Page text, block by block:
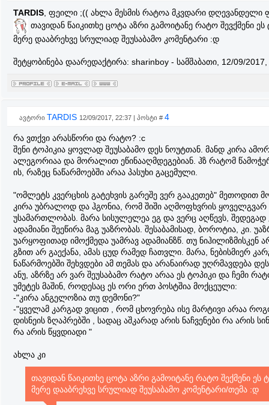
TARDIS , ფეილი ;(( ახლა მესმის რატოა მკვდარი დღევანდელი
თავიდან წაიკითხე ცოტა აზრი გამოიტანე რატო შევქმენი ეს
მერე დააბრეხვე სრულიად შეუსაბამო კომენტარი :დ
შეტყობინება დაარედაქტირა: sharinboy - სამშაბათი, 12/09/
ავტორი TARDIS 12/09/2017, 22:37 | პოსტი # 4
რა ვთქვი არასწორი და რატო? :c
შენი ტოპიკია ყოვლად შეუსაბამო დეს ნოუტთან. მანდ კირა
ალეგორიაა და მორალით ეწინააღმდეგებიან. ჰზ რატომ
ის, რაზეც ნაწარმოებში არაა პასუხი გაცემული.
"ომლეტს კვერცხის გატეხვის გარეშე ვერ გააკეთებ" მეთოდით
კირა უბრალოდ და ჰგონია, რომ შიში აღმოფხვრის ყოველგვარ
უსამართლობას. მარა სისულელეა ეგ და ვერც აღწევს, შედეგად
ადამიანი შეეწირა მაგ უაზრობას. შესაბამისად, ბოროტია, კი.
უარყოფითად იმოქმედა უამრავ ადამიანზწ. თუ ნიჰილიზმისკენ
გზით არ გაექანა, ამას ცუდ რამედ ჩათვლი. მარა, ნებისმიერ
ნაწარმოებში შეხვდები ამ თემას და არანაირად უღრმავდება
ანუ, აზრზე არ ვარ შეუსაბამო რატო არაა ეს ტოპიკი და ჩემი
უმეტეს მაშინ, როდესაც ეს ორი ერთ პოსტშია მოქცეული:
-"კირა ანგელოზია თუ დემონი?"
-"ყველამ კარგად ვიცით , რომ ცხოვრება ისე მარტივი არაა
დისნეის ზღაპრებში , სადაც აშკარად არის ნაჩვენები რა არის
რა არის წყვდიადი "
ახლა კი
თავიდან წაიკითხე ცოტა აზრი გამოიტანე რატო შექმენი ეს
მერე დააბრეხვე სრულიად შეუსაბამო კომენტარი/თემა :დ